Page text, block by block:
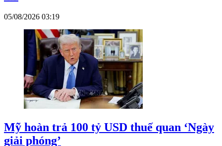
05/08/2026 03:19
Mỹ hoàn trả 100 tỷ USD thuế quan ‘Ngày
giải phóng’